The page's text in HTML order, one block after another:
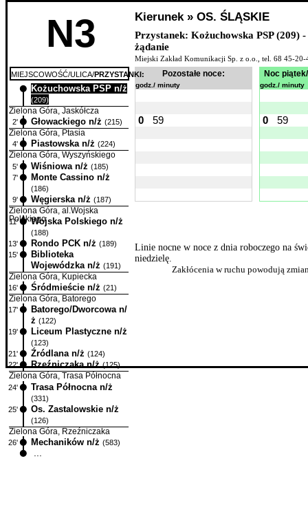
N3 Kierunek » OS. ŚLĄSKIE
Przystanek: Kożuchowska PSP (209)
żądanie
Miejski Zakład Komunikacji Sp. z o.o., tel. 68 45-
MIEJSCOWOŚĆ/ULICA/PRZYSTANKI:
Kożuchowska PSP n/ż
(209)
Zielona Góra, Jaskółcza
2' Głowackiego n/ż (215)
Zielona Góra, Ptasia
4' Piastowska n/ż (224)
Zielona Góra, Wyszyńskiego
5' Wiśniowa n/ż (185)
7'
Monte Cassino n/ż
(186)
9'
Węgierska n/ż (187)
Zielona Góra, al.Wojska
Polskiego
11' Wojska Polskiego n/ż
(188)
13'
Rondo PCK n/ż (189)
15'
Biblioteka
Wojewódzka n/ż (191)
Zielona Góra, Kupiecka
16' Śródmieście n/ż (21)
Zielona Góra, Batorego
17'
Batorego/Dworcowa n/
ż (122)
19'
Liceum Plastyczne n/ż
(123)
21'
Źródlana n/ż (124)
22'
Rzeźniczaka n/ż (125)
Zielona Góra, Trasa Północna
24' Trasa Północna n/ż
(331)
25'
Os. Zastalowskie n/ż
(126)
Zielona Góra, Rzeźniczaka
26' Mechaników n/ż (583)
Pozostałe noce: Noc
godz./ minuty godz./ minuty
0 59 0 59
Linie nocne w noce z dnia roboczego na
niedzielę.
Zakłócenia w ruchu powodują